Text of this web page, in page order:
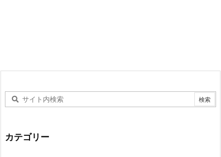
カテゴリー